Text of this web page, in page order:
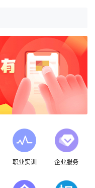
职业实训 企业服务